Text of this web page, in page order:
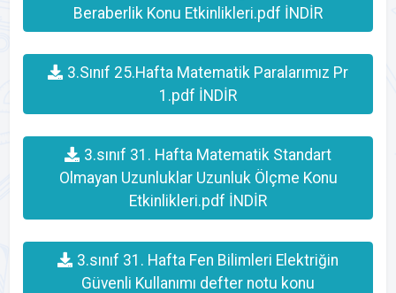
Beraberlik Konu Etkinlikleri.pdf İNDİR
3.Sınıf 25.Hafta Matematik Paralarımız Pr
1.pdf İNDİR
3.sınıf 31. Hafta Matematik Standart
Olmayan Uzunluklar Uzunluk Ölçme Konu
Etkinlikleri.pdf İNDİR
3.sınıf 31. Hafta Fen Bilimleri Elektriğin
Güvenli Kullanımı defter notu konu